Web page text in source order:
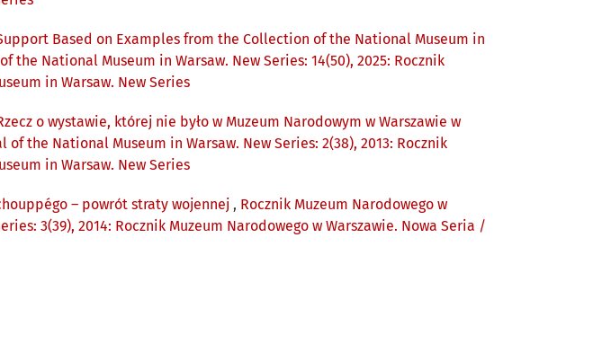
Based on Examples from the Collection of the National Museum in
the National Museum in Warsaw. New Series: 14(50), 2025: Rocznik
in Warsaw. New Series
o wystawie, której nie było w Muzeum Narodowym w Warszawie w
the National Museum in Warsaw. New Series: 2(38), 2013: Rocznik
in Warsaw. New Series
– powrót straty wojennej , Rocznik Muzeum Narodowego w
3(39), 2014: Rocznik Muzeum Narodowego w Warszawie. Nowa Seria /